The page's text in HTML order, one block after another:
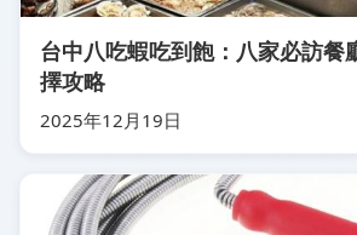
台中八吃蝦吃到飽：八家必訪餐
擇攻略
2025年12月19日